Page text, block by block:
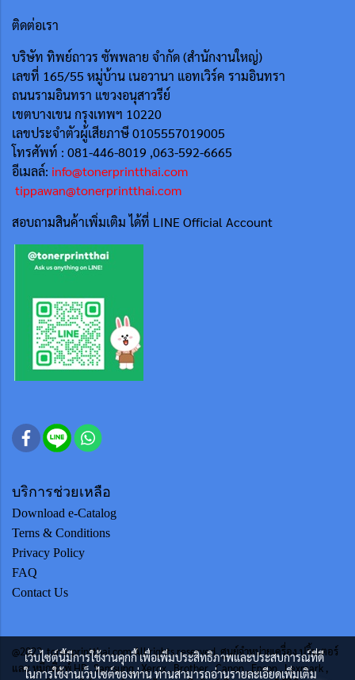
ติดต่อเรา
บริษัท ทิพย์ถาวร ซัพพลาย จำกัด (สำนักงานใหญ่)
เลขที่ 165/55 หมู่บ้าน เนอวานา แอทเวิร์ค รามอินทรา
ถนนรามอินทรา แขวงอนุสาวรีย์
เขตบางเขน กรุงเทพฯ 10220
เลขประจำตัวผู้เสียภาษี 0105557019005
โทรศัพท์ : 081-446-8019 ,063-592-6665
อีเมลล์: info@tonerprintthai.com
tippawan@tonerprintthai.com
สอบถามสินค้าเพิ่มเติม ได้ที่ LINE Official Account
บริการช่วยเหลือ
Download e-Catalog
Terns & Conditions
Privacy Policy
FAQ
Contact Us
@2023 tonerprintthai.com All rights reserved. ศูนย์จำหน่ายเครื่อง ปริ้นเตอร์
และ หมึกพิมพ์ HP , Samsung , Xerox , Brother , Canon , Epson , Lexmark ,
เว็บไซต์นี้มีการใช้งานคุกกี้ เพื่อเพิ่มประสิทธิภาพและประสบการณ์ที่ดี
ในการใช้งานเว็บไซต์ของท่าน ท่านสามารถอ่านรายละเอียดเพิ่มเติม